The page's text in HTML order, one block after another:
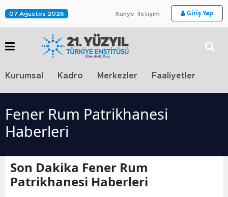
07 Ağustos 2026 Künye İletişim Giriş Yap
Kurumsal Kadro Merkezler Faaliyetler
Fener Rum Patrikhanesi
Haberleri
Son Dakika Fener Rum
Patrikhanesi Haberleri